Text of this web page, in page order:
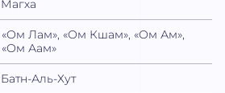
Магха
«Ом Лам», «Ом Кшам», «Ом Ам»,
«Ом Аам»
Батн-Аль-Хут